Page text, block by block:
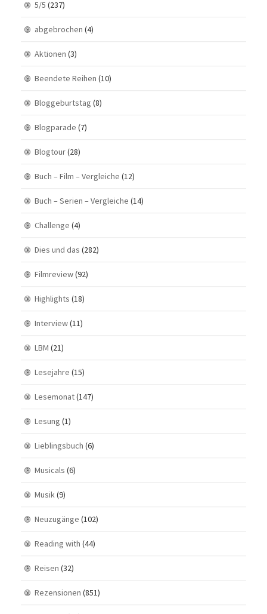
5/5 (237)
abgebrochen (4)
Aktionen (3)
Beendete Reihen (10)
Bloggeburtstag (8)
Blogparade (7)
Blogtour(28)
Buch – Film – Vergleiche (12)
Buch – Serien – Vergleiche (14)
Challenge (4)
Dies und das (282)
Filmreview(92)
Highlights (18)
Interview(11)
LBM (21)
Lesejahre (15)
Lesemonat(147)
Lesung (1)
Lieblingsbuch (6)
Musicals (6)
Musik(9)
Neuzugänge (102)
Reading with (44)
Reisen (32)
Rezensionen (851)